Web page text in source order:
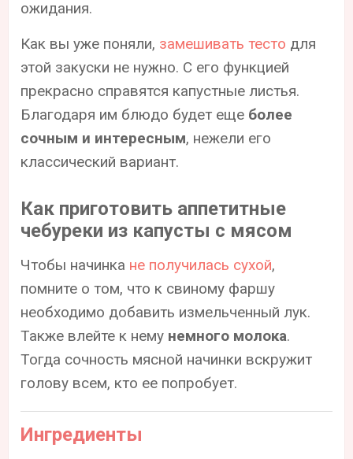
ожидания.
Как вы уже поняли, замешивать тесто для
этой закуски не нужно. С его функцией
прекрасно справятся капустные листья.
Благодаря им блюдо будет еще более
сочным и интересным, нежели его
классический вариант.
Как приготовить аппетитные
чебуреки из капусты с мясом
Чтобы начинка не получилась сухой,
помните о том, что к свиному фаршу
необходимо добавить измельченный лук.
Также влейте к нему немного молока.
Тогда сочность мясной начинки вскружит
голову всем, кто ее попробует.
Ингредиенты